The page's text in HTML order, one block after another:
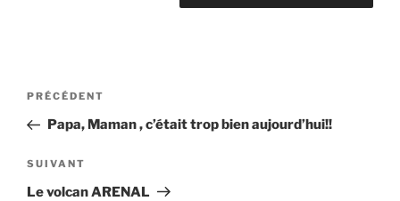
Navigation
l’article
Article
précédent
PRÉCÉDENT
Papa, Maman , c’était trop bien aujourd’hui!!
Article
suivant
SUIVANT
Le volcan ARENAL